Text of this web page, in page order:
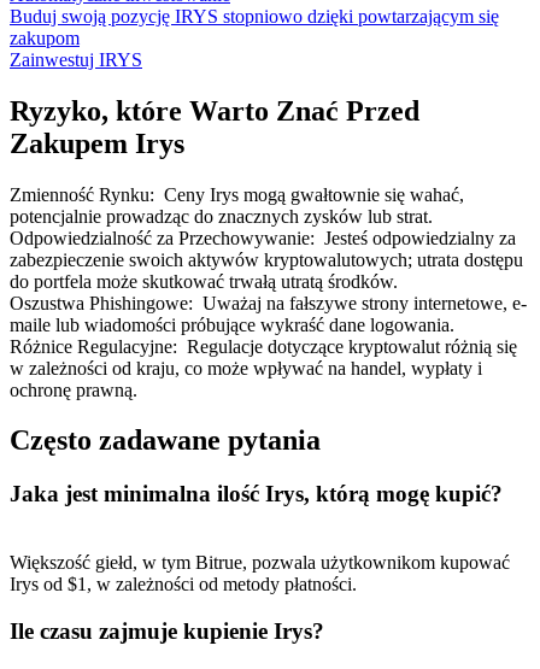
Buduj swoją pozycję IRYS stopniowo dzięki powtarzającym się
zakupom
Zainwestuj IRYS
Ryzyko, które Warto Znać Przed
Zakupem Irys
Zmienność Rynku: Ceny Irys mogą gwałtownie się wahać,
potencjalnie prowadząc do znacznych zysków lub strat.
Odpowiedzialność za Przechowywanie: Jesteś odpowiedzialny za
zabezpieczenie swoich aktywów kryptowalutowych; utrata dostępu
do portfela może skutkować trwałą utratą środków.
Oszustwa Phishingowe: Uważaj na fałszywe strony internetowe, e-
maile lub wiadomości próbujące wykraść dane logowania.
Różnice Regulacyjne: Regulacje dotyczące kryptowalut różnią się
w zależności od kraju, co może wpływać na handel, wypłaty i
ochronę prawną.
Często zadawane pytania
Jaka jest minimalna ilość Irys, którą mogę kupić?
Większość giełd, w tym Bitrue, pozwala użytkownikom kupować
Irys od $1, w zależności od metody płatności.
Ile czasu zajmuje kupienie Irys?